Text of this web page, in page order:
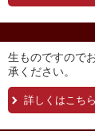
生ものですので
承ください。
詳しくはこちら